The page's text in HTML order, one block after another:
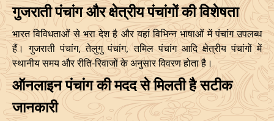
23/11/2026 23:42 Swarglok 24/11/2026
26/11/2026 20:32 Swarglok 27/11/2026
30/11/2026 01:46 Mrityulok 30/11/2026
December , 2026
गुजराती पंचांग और क्षेत्रीय पंचांगों की विशेषता
भारत विविधताओं से भरा देश है और यहां विभिन्न भाषाओं में पंचांग उपलब्ध
हैं। गुजराती पंचांग, तेलुगु पंचांग, तमिल पंचांग आदि क्षेत्रीय पंचांगों में
स्थानीय समय और रीति-रिवाजों के अनुसार विवरण होता है।
ऑनलाइन पंचांग की मदद से मिलती है सटीक
जानकारी